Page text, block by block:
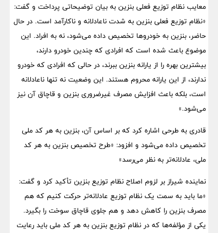
معایب نظام توزیع فعلی بنزین به بیان توضیحاتی پرداخت و گفت:
«نظام توزیع فعلی بنزین به شدت ناعادلانه و ناکارآمد است. در حال
حاضر، بنزین به خودرو‌ها تخصیص داده می‌شود، نه به افراد. این
موضوع باعث شده است که افرادی که چندین خودرو دارند،
بیشترین بهره را از یارانه بنزین ببرند، در حالی که افرادی که خودرو
ندارند، از این یارانه محروم هستند. این وضعیت نه تنها ناعادلانه
است، بلکه باعث افزایش مصرف غیرضروری بنزین و قاچاق آن نیز
می‌شود.»
قادری به طرحی اشاره کرد که بر اساس آن، بنزین به هر کد ملی
تخصیص داده می‌شود و افزود: «طرح تخصیص بنزین به هر کد
ملی، عادلانه‌تر به نظر می‌رسد»
نماینده شیراز بر لزوم اصلاح نظام توزیع بنزین تأکید کرد و گفت:
«ما باید به سمت یک نظام توزیع عادلانه‌تر حرکت کنیم که هم
مصرف بنزین را کاهش دهد و هم جلوی قاچاق سوخت را بگیرد.
یکی از مؤلفه‌ها که در نظام توزیع بنزین به هر کد ملی باید رعایت